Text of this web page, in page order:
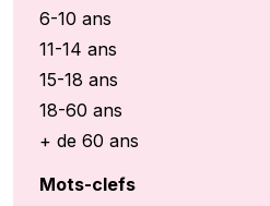
6-10 ans
11-14 ans
15-18 ans
18-60 ans
+ de 60 ans
Mots-clefs